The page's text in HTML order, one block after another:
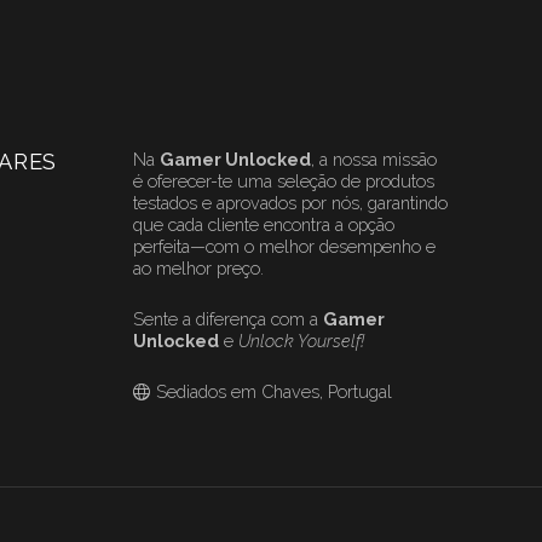
Na Gamer Unlocked, a nossa missão
é oferecer-te uma seleção de produtos
testados e aprovados por nós, garantindo
que cada cliente encontra a opção
perfeita—com o melhor desempenho e
ao melhor preço.
Sente a diferença com a Gamer
Unlockede Unlock Yourself!
Sediados em Chaves, Portugal